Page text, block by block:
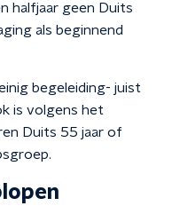
halfjaar geen Duits
als beginnend
begeleiding- juist
is volgens het
Duits 55 jaar of